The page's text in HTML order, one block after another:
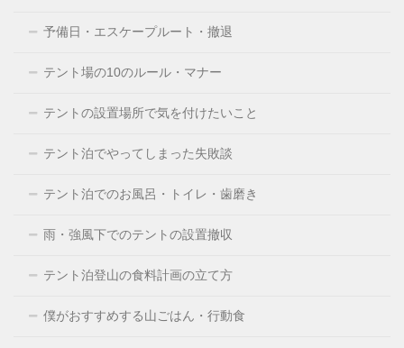
予備日・エスケープルート・撤退
テント場の10のルール・マナー
テントの設置場所で気を付けたいこと
テント泊でやってしまった失敗談
テント泊でのお風呂・トイレ・歯磨き
雨・強風下でのテントの設置撤収
テント泊登山の食料計画の立て方
僕がおすすめする山ごはん・行動食